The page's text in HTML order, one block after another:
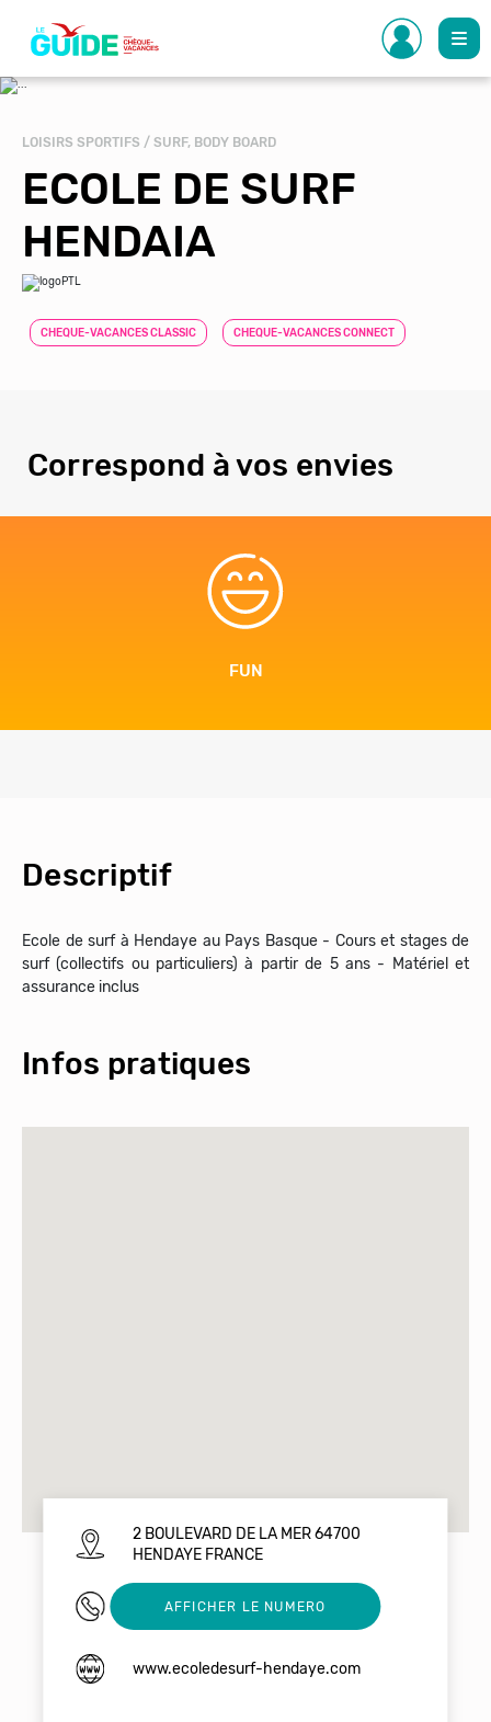
contenu
principal
LOISIRS SPORTIFS / SURF, BODY BOARD
ECOLE DE SURF
HENDAIA
CHEQUE-VACANCES CLASSIC CHEQUE-VACANCES CONNECT
Correspond à vos envies
Descriptif
Ecole de surf à Hendaye au Pays Basque - Cours et stages de
surf (collectifs ou particuliers) à partir de 5 ans - Matériel et
assurance inclus
Infos pratiques
2 BOULEVARD DE LA MER 64700
HENDAYE FRANCE
05 59 55 20 28
AFFICHER LE NUMERO
www.ecoledesurf-hendaye.com